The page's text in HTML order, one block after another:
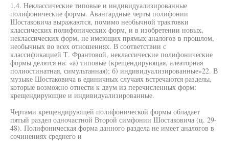
1.4. Неклассические типовые и индивидуализированные
полифонические формы. Авангардные черты полифонии
Шостаковича выражаются, помимо необычной трактовки
классических полифонических форм, и в изобретении новых,
неклассических форм, не имеющих прямых аналогов в прошлом,
необычных во всех отношениях. В соответствии с
классификацией Т. Франтовой, неклассические полифонические
формы делятся на: «а) типовые (крещендирующая, алеаторная
полиостинатная, симультанная); б) индивидуализированные»22. В
музыке Шостаковича в единичных случаях встречаются разделы,
которые возможно отнести к двум из перечисленных форм:
крещендирующие и индивидуализированные.
Чертами крещендирующей полифонической формы обладает
пятый раздел одночастной Второй симфонии Шостаковича (ц. 29-
48). Полифоническая форма данного раздела не имеет аналогов в
сочинениях среднего и